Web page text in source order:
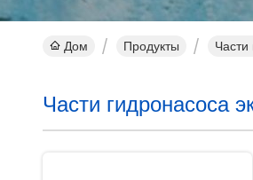
Дом Продукты Части
Части гидронасоса